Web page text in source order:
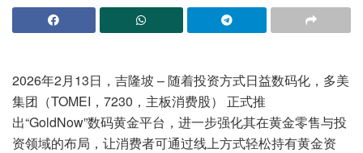
2026年2月13日，吉隆坡 – 随着投资方式日益数码化，多美
集团（TOMEI，7230，主板消费股） 正式推
出“GoldNow”数码黄金平台，进一步强化其在黄金零售与投
资领域的布局，让消费者可通过线上方式轻松持有黄金资